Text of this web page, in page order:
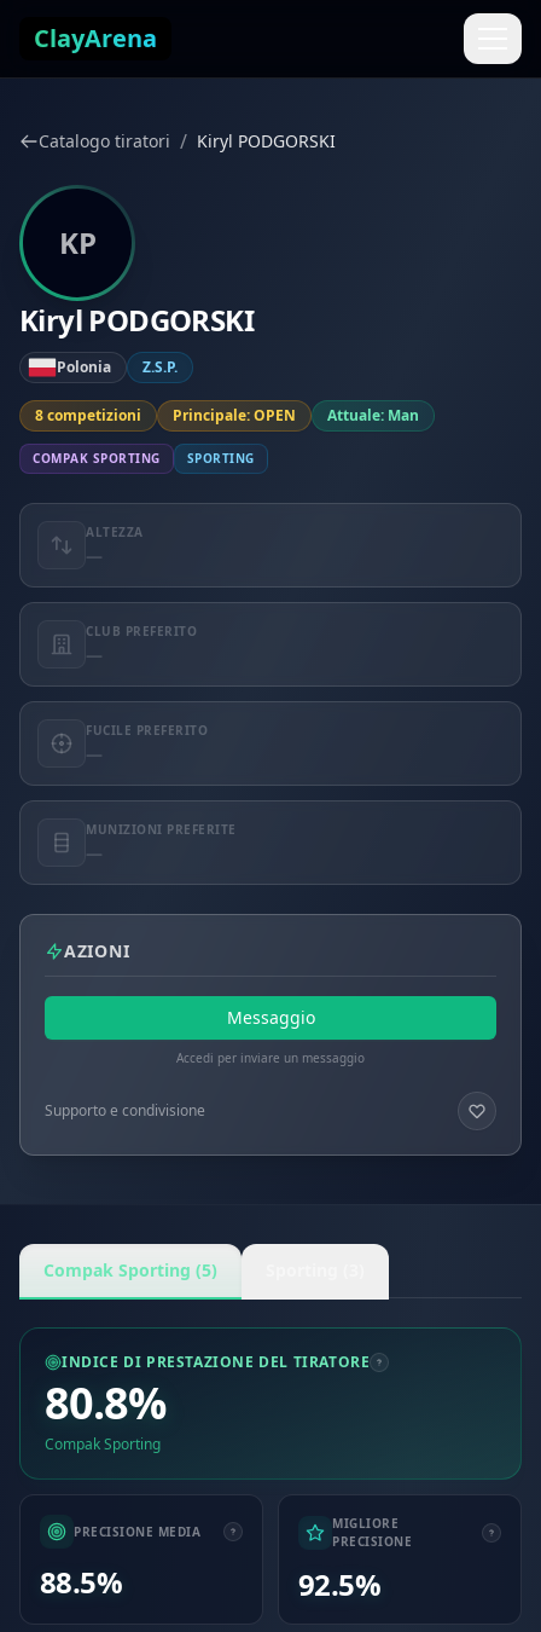
ClayArena
Catalogo tiratori / Kiryl PODGORSKI
KP
Kiryl PODGORSKI
Polonia Z.S.P.
8 competizioni Principale: OPEN Attuale: Man
COMPAK SPORTING SPORTING
ALTEZZA
—
CLUB PREFERITO
—
FUCILE PREFERITO
—
MUNIZIONI PREFERITE
—
AZIONI
Messaggio
Accedi per inviare un messaggio
Supporto e condivisione
Compak Sporting (5)
INDICE DI PRESTAZIONE DEL TIRATORE
80.8%
Compak Sporting
PRECISIONE MEDIA
88.5%
MIGLIORE
PRECISIONE
92.5%